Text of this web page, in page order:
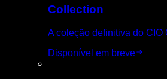
Collection
A coleção definitiva do CIO
Disponível em breve